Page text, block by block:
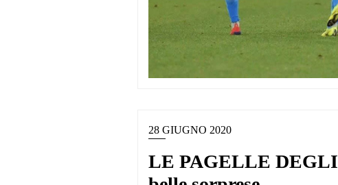
28 GIUGNO 2020
LE PAGELLE DEGLI